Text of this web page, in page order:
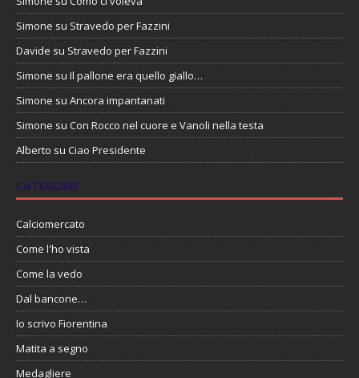
Simone su Stravedo per Fazzini
Davide su Stravedo per Fazzini
Simone su Il pallone era quello giallo…
Simone su Ancora impantanati
Simone su Con Rocco nel cuore e Vanoli nella testa
Alberto su Ciao Presidente
CATEGORIE
Calciomercato
Come l'ho vista
Come la vedo
Dal bancone…
Io scrivo Fiorentina
Matita a segno
Medagliere